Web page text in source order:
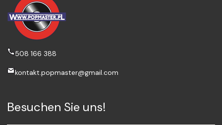
508 166 388
kontakt.popmaster@gmail.com
Besuchen Sie uns!